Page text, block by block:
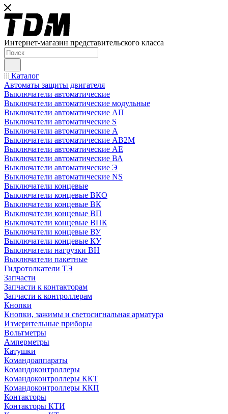
Интернет-магазин представительского класса
Каталог
Автоматы защиты двигателя
Выключатели автоматические
Выключатели автоматические модульные
Выключатели автоматические АП
Выключатели автоматические S
Выключатели автоматические А
Выключатели автоматические АВ2М
Выключатели автоматические АЕ
Выключатели автоматические ВА
Выключатели автоматические Э
Выключатели автоматические NS
Выключатели концевые
Выключатели концевые ВКО
Выключатели концевые ВК
Выключатели концевые ВП
Выключатели концевые ВПК
Выключатели концевые ВУ
Выключатели концевые КУ
Выключатели нагрузки ВН
Выключатели пакетные
Гидротолкатели ТЭ
Запчасти
Запчасти к контакторам
Запчасти к контроллерам
Кнопки
Кнопки, зажимы и светосигнальная арматура
Измерительные приборы
Вольтметры
Амперметры
Катушки
Командоаппараты
Командоконтроллеры
Командоконтроллеры ККТ
Командоконтроллеры ККП
Контакторы
Контакторы КТИ